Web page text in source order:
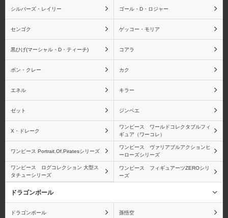
ゴーイング・メリー号 ペローナ
ユースタス・キッド
青雉(クザン)
ブルック モンキー・D・ガープ
シルバーズ・レイリー ゴール・D・ロジャー
センゴク ゲッコー・モリア
黒ひげ(マーシャル・D・ティーチ) コアラ
ボン・クレー カク
エネル キラー
ゼット ジンベエ
X・ドレーク
ワンピース ワールドコレクタブルフィ
ギュア（ワーコレ）
ワンピース Portrait.Of.Piratesシリーズ
ワンピース ヴァリアブルアクションヒ
ーローズシリーズ
ワンピース ログコレクション 大型ス
タチューシリーズ
ワンピース フィギュアーツZEROシリ
ーズ
ドラゴンボール
ドラゴンボール 孫悟空